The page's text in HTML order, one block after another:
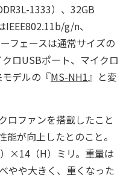
1333）、32GB
g/n、
フェースは通常サイズの
ロUSBポート、マイクロ
デルの『MS-NH1』と変
ロファンを搭載したこと
が向上したとのこと。
×14（H）ミリ。重量は
やや大きく、重くなった